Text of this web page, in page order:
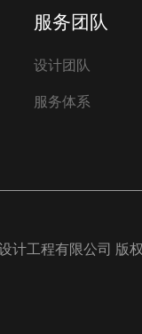
服务团队
设计团队
服务体系
计工程有限公司 版